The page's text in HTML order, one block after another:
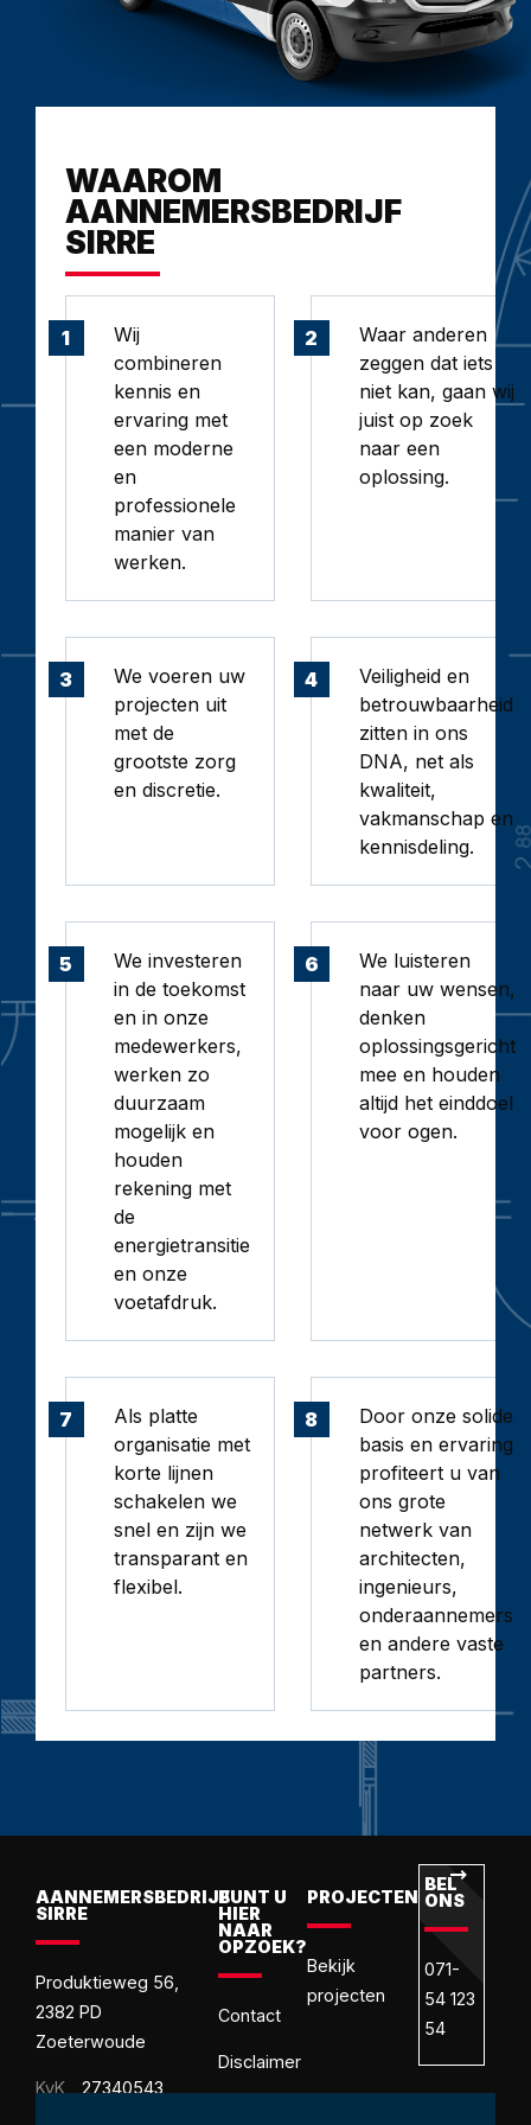
genieten. In een
aangrenzende
ruimte plaatsten
we de nieuwe
keuken en
spoelkeuken.
Ook verzorgden
wij de inrichting
van de nieuwe
WAAROM
AANNEMERSBEDRIJF
SIRRE
1
Wij
combineren
kennis en
ervaring met
een moderne
en
professionele
manier van
werken.
2
Waar anderen
zeggen dat iets
niet kan, gaan wij
juist op zoek
naar een
oplossing.
3
We voeren uw
projecten uit
met de
grootste zorg
en discretie.
4
Veiligheid en
betrouwbaarheid
zitten in ons
DNA, net als
kwaliteit,
vakmanschap en
kennisdeling.
5
We investeren
in de toekomst
en in onze
medewerkers,
werken zo
duurzaam
mogelijk en
houden
rekening met
de
energietransitie
en onze
voetafdruk.
6
We luisteren
naar uw wensen,
denken
oplossingsgericht
mee en houden
altijd het einddoel
voor ogen.
7
Als platte
organisatie met
korte lijnen
schakelen we
snel en zijn we
transparant en
flexibel.
8
Door onze solide
basis en ervaring
profiteert u van
ons grote
netwerk van
architecten,
ingenieurs,
onderaannemers
en andere vaste
partners.
AANNEMERSBEDRIJF
SIRRE
Produktieweg 56,
2382 PD
Zoeterwoude
KvK 27340543
BUNT U
HIER
NAAR
OPZOEK?
Contact
Disclaimer
PROJECTEN
Bekijk
projecten
BEL
ONS
071-
54 123
54